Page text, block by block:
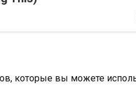
которые вы можете